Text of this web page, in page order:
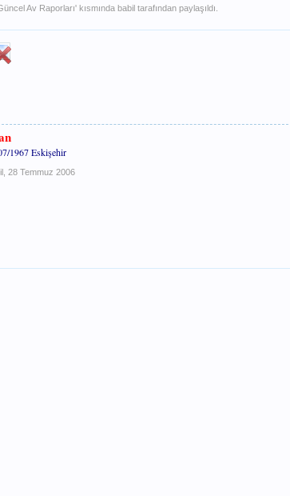
Av Raporları' kısmında babil tarafından paylaşıldı.
1967 Eskişehir
28 Temmuz 2006